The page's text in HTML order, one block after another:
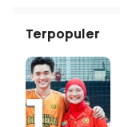
Terpopuler